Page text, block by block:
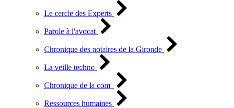
Le cercle des Experts
Parole à l'avocat
Chronique des notaires de la Gironde
La veille techno
Chronique de la com'
Ressources humaines